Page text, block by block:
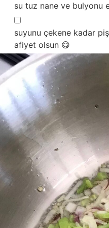
su tuz nane ve bulyonu
▢
suyunu çekene kadar
afiyet olsun 😋